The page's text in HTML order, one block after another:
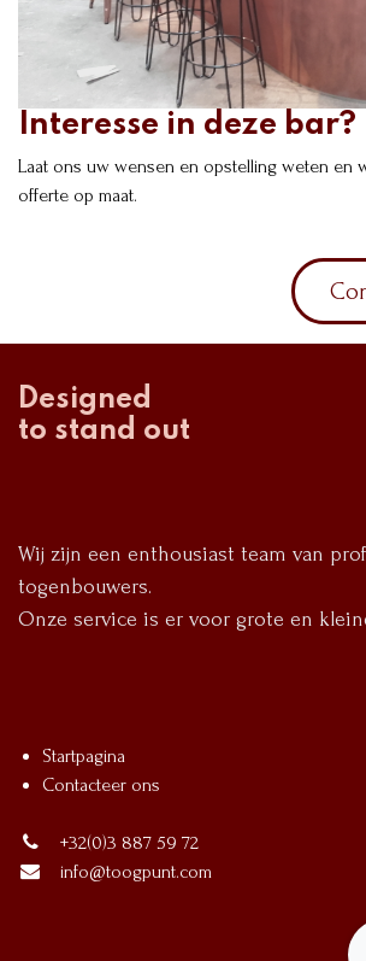
Interesse in deze bar?
Laat ons uw wensen en opstelling weten en
offerte op maat.
Designed
to stand out
Wij zijn een enthousiast team van
togenbouwers.
Onze service is er voor grote en
Startpagina
Contacteer ons
+32(0)3 887 59 72
info@toogpunt.com